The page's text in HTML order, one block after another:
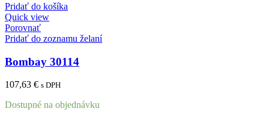
Pridať do košíka
Quick view
Porovnať
Pridať do zoznamu želaní
Bombay 30114
107,63 € s DPH
Dostupné na objednávku